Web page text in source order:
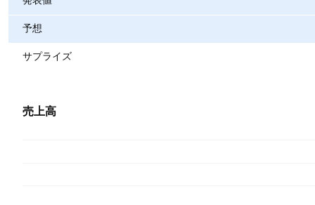
予想
サプライズ
売上高